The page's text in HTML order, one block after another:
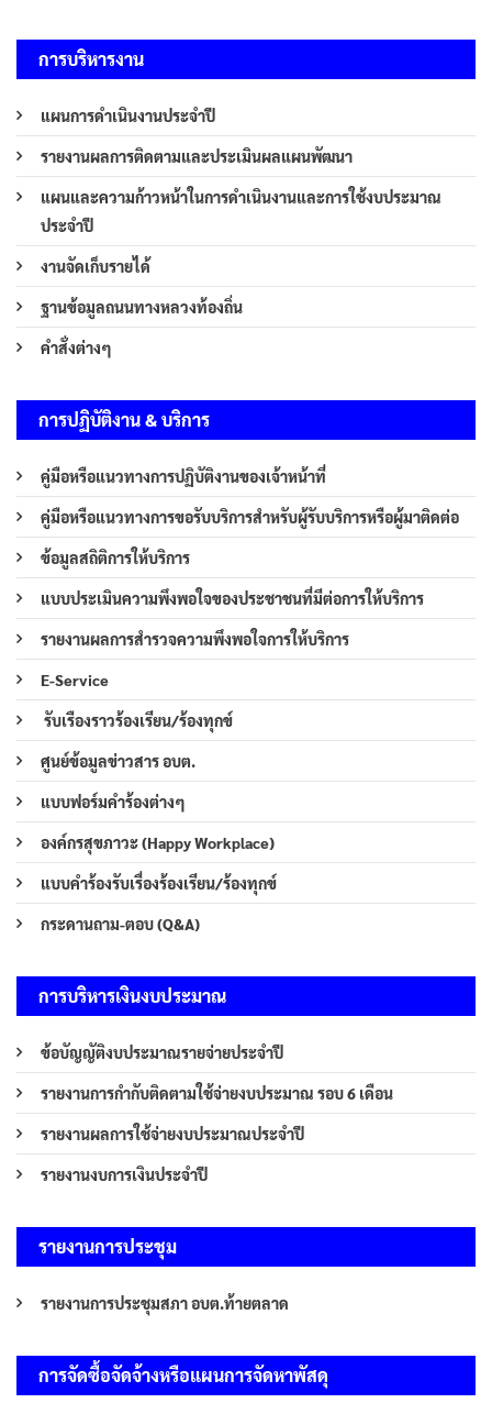
การบริหารงาน
แผนการดำเนินงานประจำปี
รายงานผลการติดตามและประเมินผลแผนพัฒนา
แผนและความก้าวหน้าในการดำเนินงานและการใช้งบประมาณ
ประจำปี
งานจัดเก็บรายได้
ฐานข้อมูลถนนทางหลวงท้องถิ่น
คำสั่งต่างๆ
การปฏิบัติงาน & บริการ
คู่มือหรือแนวทางการปฏิบัติงานของเจ้าหน้าที่
คู่มือหรือแนวทางการขอรับบริการสำหรับผู้รับบริการหรือผู้มาติดต่อ
ข้อมูลสถิติการให้บริการ
แบบประเมินความพึงพอใจของประชาชนที่มีต่อการให้บริการ
รายงานผลการสำรวจความพึงพอใจการให้บริการ
E-Service
รับเรืองราวร้องเรียน/ร้องทุกข์
ศูนย์ข้อมูลข่าวสาร อบต.
แบบฟอร์มคำร้องต่างๆ
องค์กรสุขภาวะ (Happy Workplace)
แบบคำร้องรับเรื่องร้องเรียน/ร้องทุกข์
กระดานถาม-ตอบ (Q&A)
การบริหารเงินงบประมาณ
ข้อบัญญัติงบประมาณรายจ่ายประจำปี
รายงานการกำกับติดตามใช้จ่ายงบประมาณ รอบ 6 เดือน
รายงานผลการใช้จ่ายงบประมาณประจำปี
รายงานงบการเงินประจำปี
รายงานการประชุม
รายงานการประชุมสภา อบต.ท้ายตลาด
การจัดซื้อจัดจ้างหรือแผนการจัดหาพัสดุ